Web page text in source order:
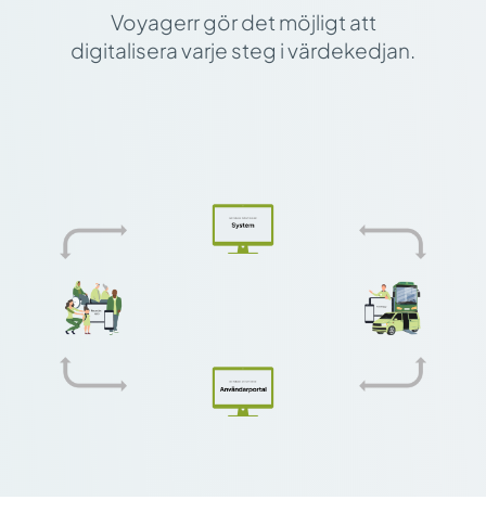
Voyagerr gör det möjligt att
digitalisera varje steg i värdekedjan.